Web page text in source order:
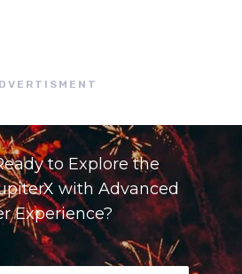
to Explore the
with Advanced
Experience?